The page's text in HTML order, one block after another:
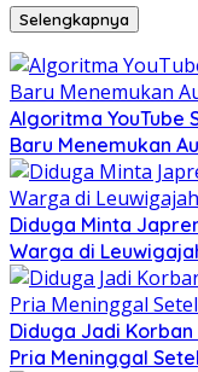
Selengkapnya
Algoritma YouTube
Baru Menemukan
Diduga Minta
Warga di
Diduga Jadi
Pria Meninggal